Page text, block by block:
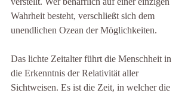
Wahrheit besteht, verschließt sich dem
unendlichen Ozean der Möglichkeiten.
Das lichte Zeitalter führt die Menschheit in
die Erkenntnis der Relativität aller
Sichtweisen. Es ist die Zeit, in welcher die